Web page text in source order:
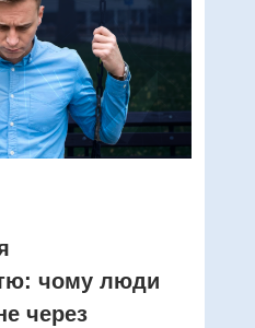
чому люди
через